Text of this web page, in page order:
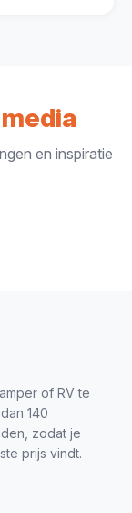
en inspiratie
of RV te
140
zodat je
prijs vindt.